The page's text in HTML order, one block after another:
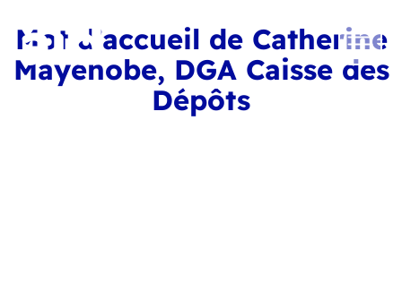
Mot d’accueil de Catherine
Mayenobe, DGA Caisse des
Dépôts